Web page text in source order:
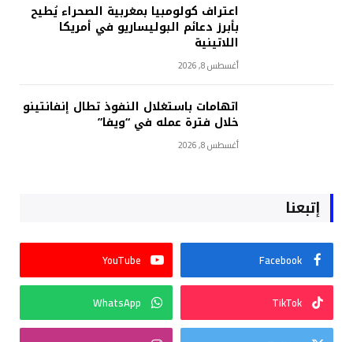
اعتراف كولومبيا بمغربية الصحراء يُطيح
بأبرز دعائم البوليساريو في أمريكا
اللاتينية
أغسطس 8, 2026
اتهامات باستغلال النفوذ تطال إنفانتينو
خلال فترة عمله في “ويفا”
أغسطس 8, 2026
إتبعنا
Facebook
YouTube
TikTok
WhatsApp